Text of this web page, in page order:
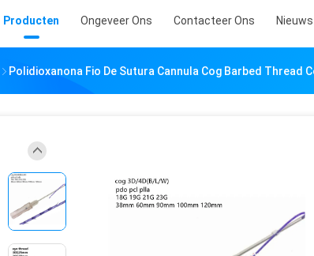
Producten Ongeveer Ons Contacteer Ons Nieuws
Polidioxanona Fio De Sutura Cannula Cog Barbed Thread